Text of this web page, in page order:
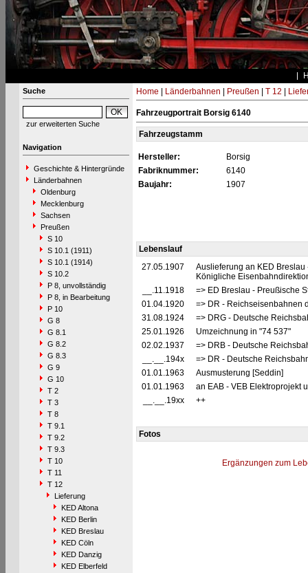
Suche
zur erweiterten Suche
Navigation
Geschichte & Hintergründe
Länderbahnen
Oldenburg
Mecklenburg
Sachsen
Preußen
S 10
S 10.1 (1911)
S 10.1 (1914)
S 10.2
P 8, unvollständig
P 8, in Bearbeitung
P 10
G 8
G 8.1
G 8.2
G 8.3
G 9
G 10
T 2
T 3
T 8
T 9.1
T 9.2
T 9.3
T 10
T 11
T 12
Lieferung
KED Altona
KED Berlin
KED Breslau
KED Cöln
KED Danzig
KED Elberfeld
Home Länderbahnen Preußen T 12
Fahrzeugportrait Borsig 6140
Fahrzeugstamm
Hersteller:
Borsig
Fabriknummer:
6140
Baujahr:
1907
Lebenslauf
27.05.1907
Auslieferung an KED
Königliche
__.11.1918
=> ED Breslau - Preußische
01.04.1920
=> DR - Reichseisenbahnen
31.08.1924
=> DRG - Deutsche
25.01.1926
Umzeichnung in "74 537"
02.02.1937
=> DRB - Deutsche
__.__.194x
=> DR - Deutsche
01.01.1963
Ausmusterung [Seddin]
01.01.1963
an EAB - VEB Elektroprojekt
__.__.19xx
++
Fotos
Ergänzungen zum